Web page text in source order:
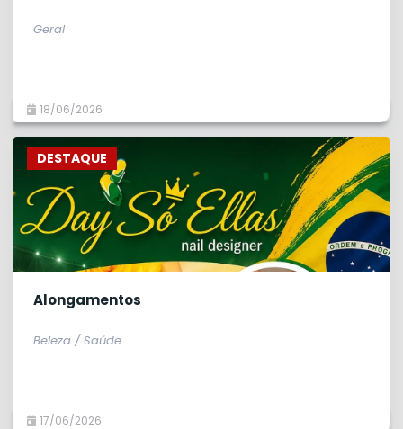
Geral
18/06/2026
DESTAQUE
Alongamentos
Beleza / Saúde
17/06/2026